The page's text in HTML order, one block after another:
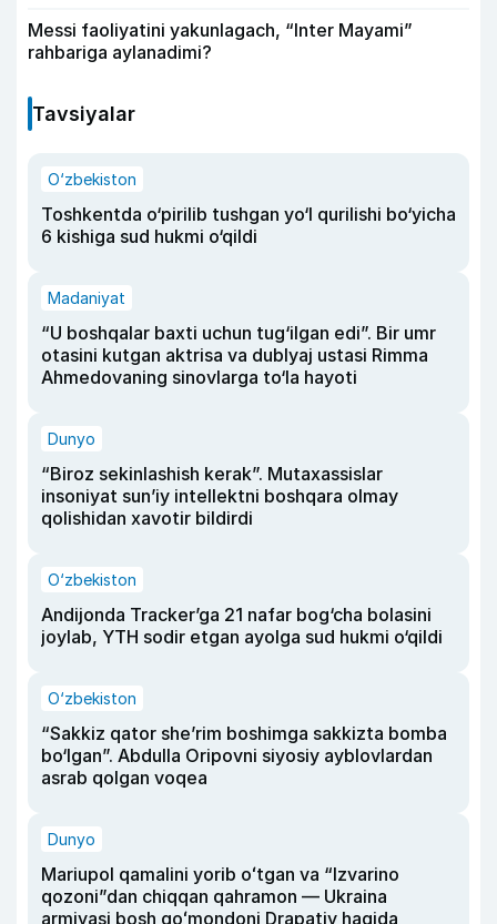
Messi faoliyatini yakunlagach, “Inter Mayami”
rahbariga aylanadimi?
Tavsiyalar
O‘zbekiston
Toshkentda o‘pirilib tushgan yo‘l qurilishi bo‘yicha
6 kishiga sud hukmi o‘qildi
Madaniyat
“U boshqalar baxti uchun tug‘ilgan edi”. Bir umr
otasini kutgan aktrisa va dublyaj ustasi Rimma
Ahmedovaning sinovlarga to‘la hayoti
Dunyo
“Biroz sekinlashish kerak”. Mutaxassislar
insoniyat sun’iy intellektni boshqara olmay
qolishidan xavotir bildirdi
O‘zbekiston
Andijonda Tracker’ga 21 nafar bog‘cha bolasini
joylab, YTH sodir etgan ayolga sud hukmi o‘qildi
O‘zbekiston
“Sakkiz qator she’rim boshimga sakkizta bomba
bo‘lgan”. Abdulla Oripovni siyosiy ayblovlardan
asrab qolgan voqea
Dunyo
Mariupol qamalini yorib oʻtgan va “Izvarino
qozoni”dan chiqqan qahramon — Ukraina
armiyasi bosh qoʻmondoni Drapatiy haqida